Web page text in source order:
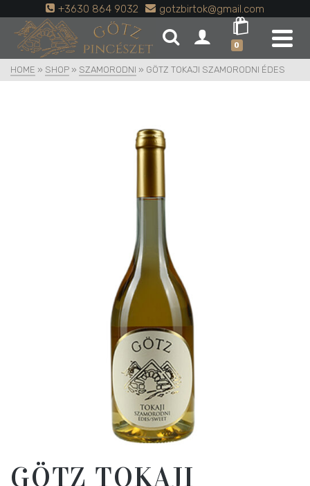
+3630 864 9032 gotzbirtok@gmail.com
0
HOME » SHOP » SZAMORODNI » GÖTZ TOKAJI SZAMORODNI ÉDES
GÖTZ TOKAJI